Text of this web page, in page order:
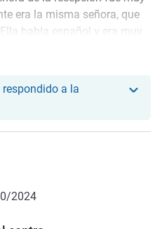
era la misma señora, que
habla español y era muy
encendida. Me dijeron que
al fumar, y que le pondrían
se me hace muy muy muy
a la
Avis 4.0/5
2024